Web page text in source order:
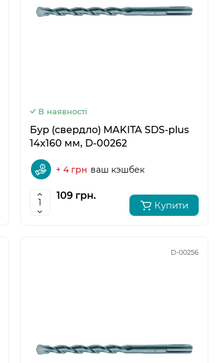
В наявності
Бур (свердло) MAKITA SDS-plus
14х160 мм, D-00262
+ 4 грн ваш кэшбек
109 грн.
Купити
D-00256